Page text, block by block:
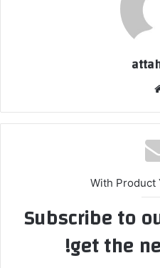
الوي
ب
With Product
Subscribe to
get the